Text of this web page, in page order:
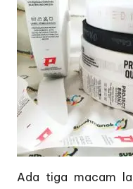
Ada tiga macam